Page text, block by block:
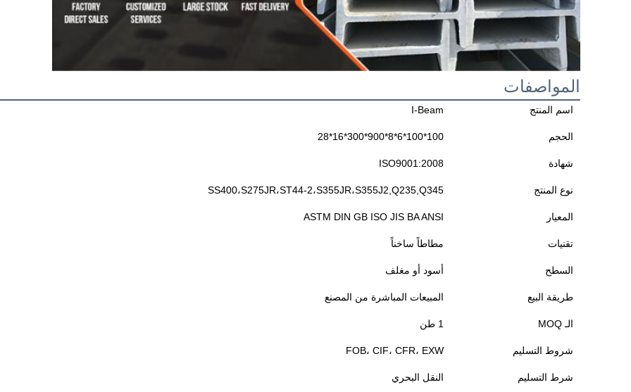
المواصفات
اسم المنتج I-Beam
الحجم 100*100*6*8*900*300*16*28
شهادة ISO9001:2008
نوع المنتج SS400،S275JR،ST44-2،S355JR،S355J2,Q235,Q345
المعيار ASTM DIN GB ISO JIS BA ANSI
تقنيات مطاطاً ساخناً
السطح أسود أو مغلف
طريقة البيع المبيعات المباشرة من المصنع
الـ MOQ 1 طن
شروط التسليم FOB، CIF، CFR، EXW
شرط التسليم النقل البحري